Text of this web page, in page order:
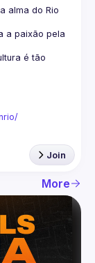
alma do Rio
a paixão pela
é tão
Join
More